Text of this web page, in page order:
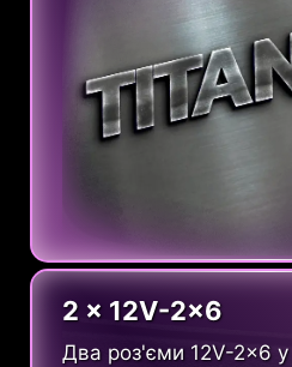
2 x 12V-2x6
Два роз'єми 12V-2x6 у